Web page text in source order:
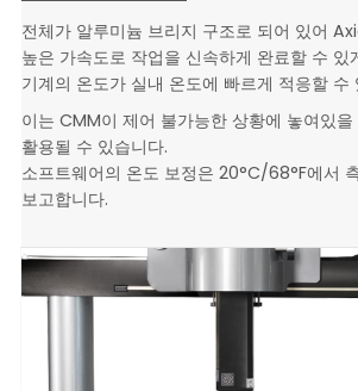
전체가 알루미늄 브리지 구조로 되어 있어
높은 가속도로 작업을 신속하게 완료할 수 있
기계의 온도가 실내 온도에 빠르게 적응할 수
이는 CMM이 제어 불가능한 상황에 놓여있
활용될 수 있습니다.
소프트웨어의 온도 보정은 20°C/68°F에서
보고합니다.